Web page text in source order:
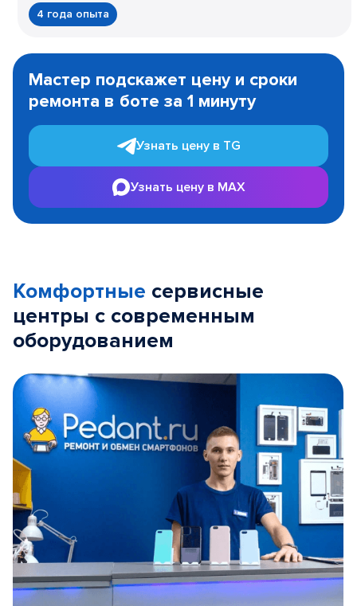
4 года опыта
1
Мастер подскажет цену и сроки
ремонта в боте за 1 минуту
Узнать цену в TG
Узнать цену в MAX
Комфортные сервисные
центры с современным
оборудованием